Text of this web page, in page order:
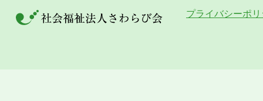
プライバシーポ